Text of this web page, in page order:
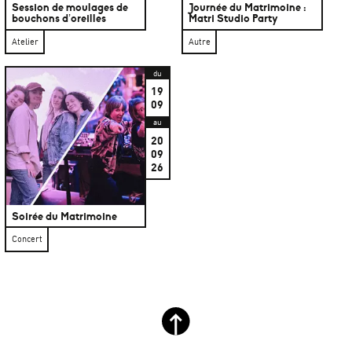
Session de moulages de
bouchons d’oreilles
Atelier
Journée du Matrimoine :
Matri Studio Party
Autre
Soirée du Matrimoine
du
19
09
au
20
09
26
Concert
Retour haut de page